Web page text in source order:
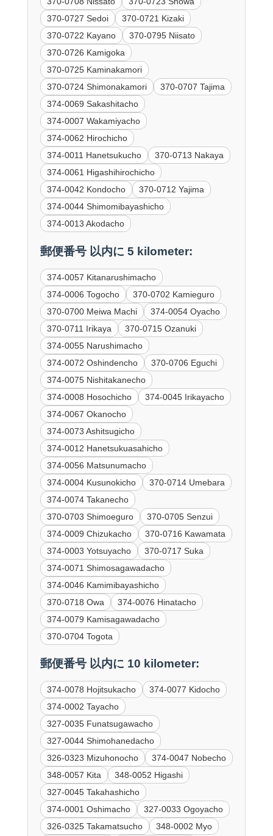
370-0727 Sedoi
370-0721 Kizaki
370-0722 Kayano
370-0795 Niisato
370-0726 Kamigoka
370-0725 Kaminakamori
370-0724 Shimonakamori
370-0707 Tajima
374-0069 Sakashitacho
374-0007 Wakamiyacho
374-0062 Hirochicho
374-0011 Hanetsukucho
370-0713 Nakaya
374-0061 Higashihirochicho
374-0042 Kondocho
370-0712 Yajima
374-0044 Shimomibayashicho
374-0013 Akodacho
郵便番号 以内に 5 kilometer:
374-0057 Kitanarushimacho
374-0006 Togocho
370-0702 Kamieguro
370-0700 Meiwa Machi
374-0054 Oyacho
370-0711 Irikaya
370-0715 Ozanuki
374-0055 Narushimacho
374-0072 Oshindencho
370-0706 Eguchi
374-0075 Nishitakanecho
374-0008 Hosochicho
374-0045 Irikayacho
374-0067 Okanocho
374-0073 Ashitsugicho
374-0012 Hanetsukuasahicho
374-0056 Matsunumacho
374-0004 Kusunokicho
370-0714 Umebara
374-0074 Takanecho
370-0703 Shimoeguro
370-0705 Senzui
374-0009 Chizukacho
370-0716 Kawamata
374-0003 Yotsuyacho
370-0717 Suka
374-0071 Shimosagawadacho
374-0046 Kamimibayashicho
370-0718 Owa
374-0076 Hinatacho
374-0079 Kamisagawadacho
370-0704 Togota
郵便番号 以内に 10 kilometer:
374-0078 Hojitsukacho
374-0077 Kidocho
374-0002 Tayacho
327-0035 Funatsugawacho
327-0044 Shimohanedacho
326-0323 Mizuhonocho
374-0047 Nobecho
348-0057 Kita
348-0052 Higashi
327-0045 Takahashicho
374-0001 Oshimacho
327-0033 Ogoyacho
326-0325 Takamatsucho
348-0002 Myo